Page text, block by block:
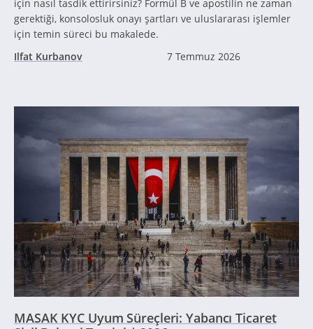
için nasıl tasdik ettirirsiniz? Formül B ve apostilin ne zaman
gerektiği, konsolosluk onayı şartları ve uluslararası işlemler
için temin süreci bu makalede.
Ilfat Kurbanov
7 Temmuz 2026
MASAK KYC Uyum Süreçleri: Yabancı Ticaret